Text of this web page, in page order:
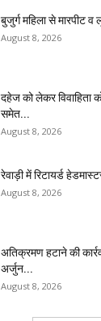
बुजुर्ग महिला से मारपीट व
August 8, 2026
दहेज को लेकर विवाहिता
समेत...
August 8, 2026
रेवाड़ी में रिटायर्ड
August 8, 2026
अतिक्रमण हटाने की
अर्जुन...
August 8, 2026